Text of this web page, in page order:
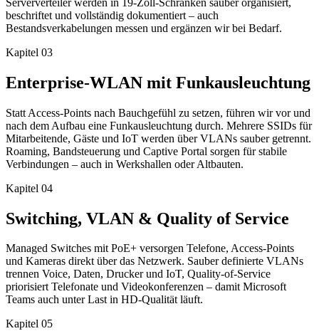
beschriftet und vollständig dokumentiert – auch
Bestandsverkabelungen messen und ergänzen wir bei Bedarf.
Kapitel 03
Enterprise-WLAN mit Funkausleuchtung
Statt Access-Points nach Bauchgefühl zu setzen, führen wir vor und
nach dem Aufbau eine Funkausleuchtung durch. Mehrere SSIDs für
Mitarbeitende, Gäste und IoT werden über VLANs sauber getrennt.
Roaming, Bandsteuerung und Captive Portal sorgen für stabile
Verbindungen – auch in Werkshallen oder Altbauten.
Kapitel 04
Switching, VLAN & Quality of Service
Managed Switches mit PoE+ versorgen Telefone, Access-Points
und Kameras direkt über das Netzwerk. Sauber definierte VLANs
trennen Voice, Daten, Drucker und IoT, Quality-of-Service
priorisiert Telefonate und Videokonferenzen – damit Microsoft
Teams auch unter Last in HD-Qualität läuft.
Kapitel 05